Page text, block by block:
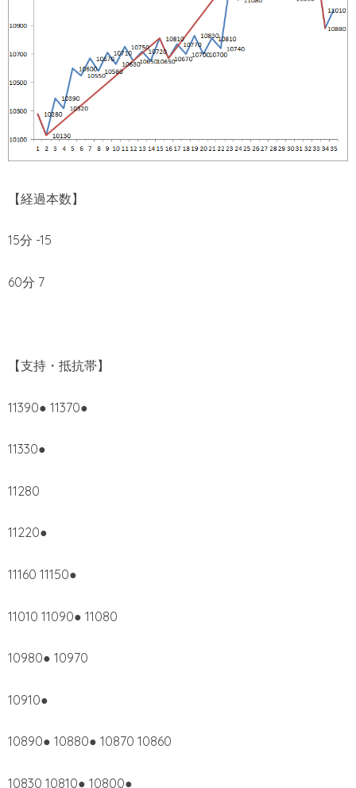
【経過本数】
15分 -15
60分 7
【支持・抵抗帯】
11390● 11370●
11330●
11280
11220●
11160 11150●
11010 11090● 11080
10980● 10970
10910●
10890● 10880● 10870 10860
10830 10810● 10800●